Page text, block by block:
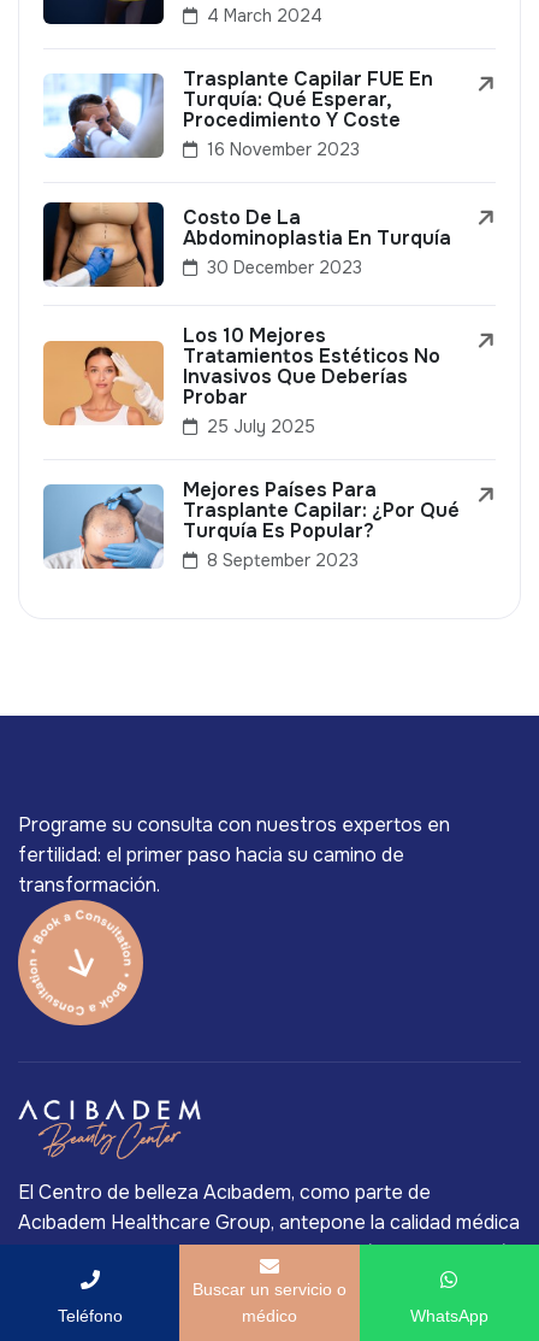
4 March 2024
Trasplante Capilar FUE En
Turquía: Qué Esperar,
Procedimiento Y Coste
16 November 2023
Costo De La
Abdominoplastia En Turquía
30 December 2023
Los 10 Mejores
Tratamientos Estéticos No
Invasivos Que Deberías
Probar
25 July 2025
Mejores Países Para
Trasplante Capilar: ¿Por Qué
Turquía Es Popular?
8 September 2023
Programe su consulta con nuestros expertos en
fertilidad: el primer paso hacia su camino de
transformación.
El Centro de belleza Acıbadem, como parte de
Acıbadem Healthcare Group, antepone la calidad médica
a todo. Los mejores cirujanos de Turquía y la tecnología
médica de primer nivel es la razón principal de la posición
de líder del mercado de larga vida de Acıbadem en la
Teléfono
Buscar un servicio o
médico
WhatsApp